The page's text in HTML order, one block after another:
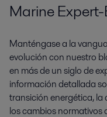
Marine
Manténgase a la
evolución con nuestro
en más de un siglo de
información detallada
transición energética,
los cambios normativos